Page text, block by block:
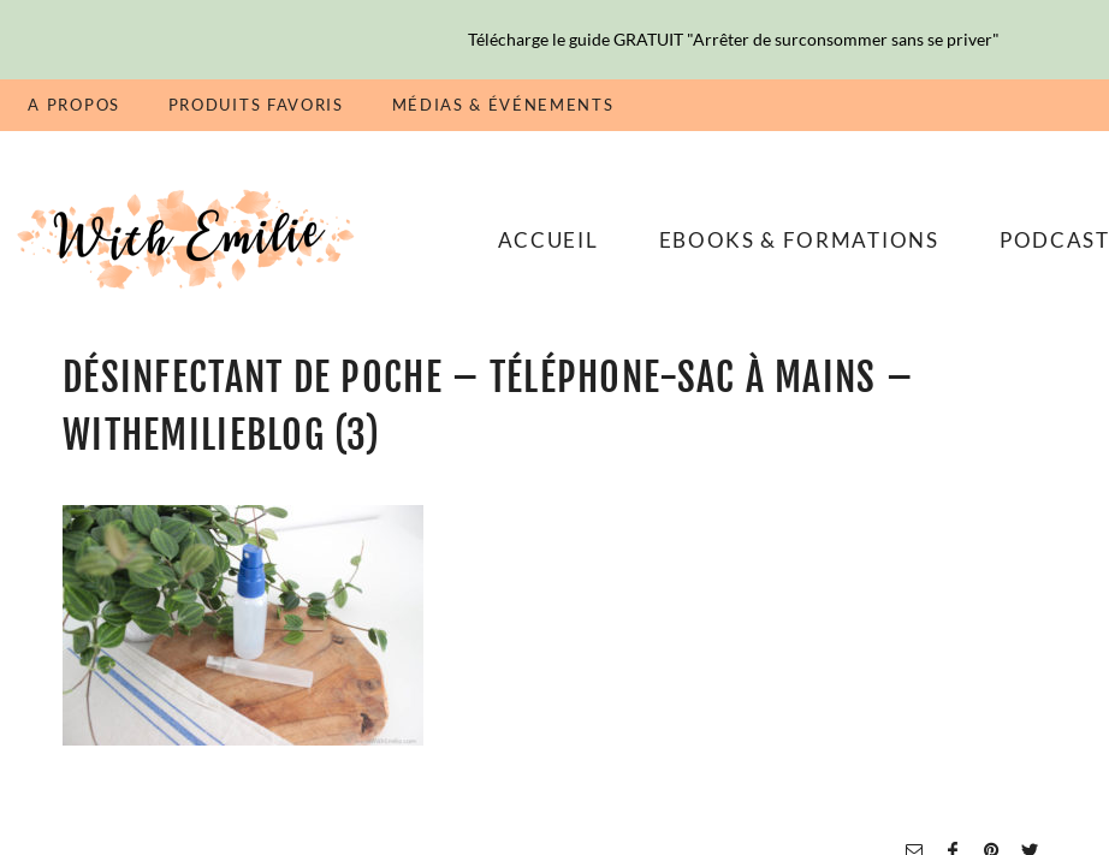
A PROPOS PRODUITS FAVORIS MÉDIAS & ÉVÉNEMENTS
ACCUEIL EBOOKS & FORMATIONS PODCAST
DÉSINFECTANT DE POCHE – TÉLÉPHONE-SAC À MAINS –
WITHEMILIEBLOG (3)
Télécharge le guide GRATUIT "Arrêter de surconsommer sans se priver"